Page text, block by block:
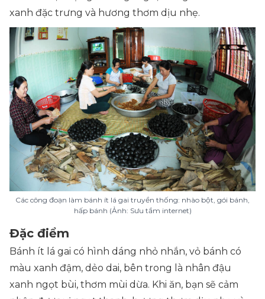
xanh đặc trưng và hương thơm dịu nhẹ.
Các công đoạn làm bánh ít lá gai truyền thống: nhào bột, gói bánh,
hấp bánh (Ảnh: Sưu tầm internet)
Đặc điểm
Bánh ít lá gai có hình dáng nhỏ nhắn, vỏ bánh có
màu xanh đậm, dẻo dai, bên trong là nhân đậu
xanh ngọt bùi, thơm mùi dừa. Khi ăn, bạn sẽ cảm